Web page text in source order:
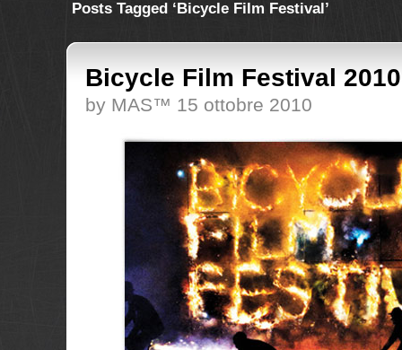
Posts Tagged ‘Bicycle Film Festival’
Bicycle Film Festival
by MAS™ 15 ottobre 2010